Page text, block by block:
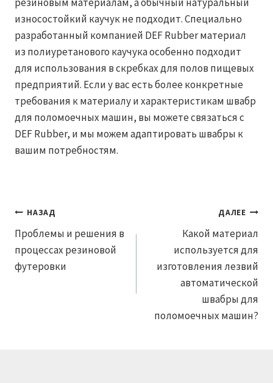
износостойкий каучук не подходит. Специально
разработанный компанией DEF Rubber материал
из полиуретанового каучука особенно подходит
для использования в скребках для полов пищевых
предприятий. Если у вас есть более конкретные
требования к материалу и характеристикам швабр
для поломоечных машин, вы можете связаться с
DEF Rubber, и мы можем адаптировать швабры к
вашим потребностям.
Навигация
по
записям
НАЗАД
Проблемы и решения в
процессах резиновой
футеровки
ДАЛЕЕ
Какой материал
используется для
изготовления лезвий
автоматической
швабры для
поломоечных машин?